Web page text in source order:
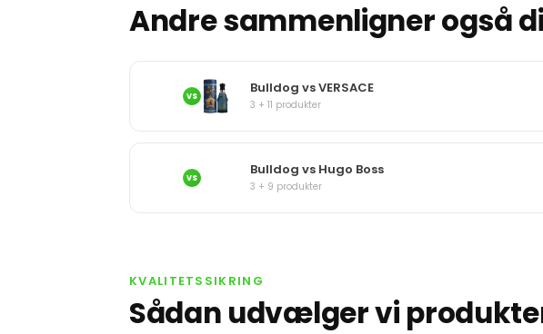
Andre sammenligner også
VS Bulldog vs VERSACE
3 + 11 produkter
VS Bulldog vs Hugo Boss
3 + 9 produkter
KVALITETSSIKRING
Sådan udvælger vi